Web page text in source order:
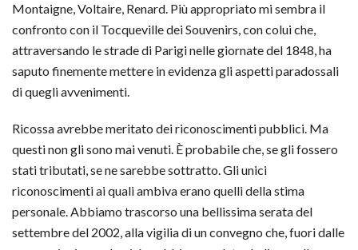
Montaigne, Voltaire, Renard. Più appropriato mi sembra il
confronto con il Tocqueville dei Souvenirs, con colui che,
attraversando le strade di Parigi nelle giornate del 1848, ha
saputo finemente mettere in evidenza gli aspetti paradossali
di quegli avvenimenti.
Ricossa avrebbe meritato dei riconoscimenti pubblici. Ma
questi non gli sono mai venuti. È probabile che, se gli fossero
stati tributati, se ne sarebbe sottratto. Gli unici
riconoscimenti ai quali ambiva erano quelli della stima
personale. Abbiamo trascorso una bellissima serata del
settembre del 2002, alla vigilia di un convegno che, fuori dalle